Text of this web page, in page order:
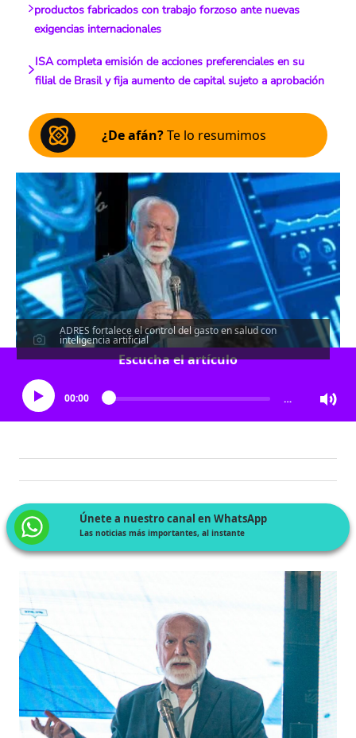
productos fabricados con trabajo forzoso ante nuevas
exigencias internacionales
ISA completa emisión de acciones preferenciales en su
filial de Brasil y fija aumento de capital sujeto a aprobación
¿De afán?Te lo resumimos
ADRES fortalece el control del gasto en salud con
inteligencia artificial
Escucha el artículo
00:00 …
Únete a nuestro canal en WhatsApp
Las noticias más importantes, al instante